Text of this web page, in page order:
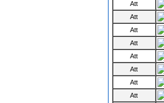
Att
Att
Att
Att
Att
Att
Att
Att